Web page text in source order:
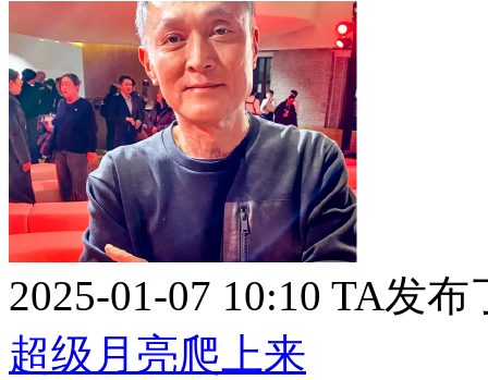
2025-01-07 10:10 TA发布
超级月亮爬上来